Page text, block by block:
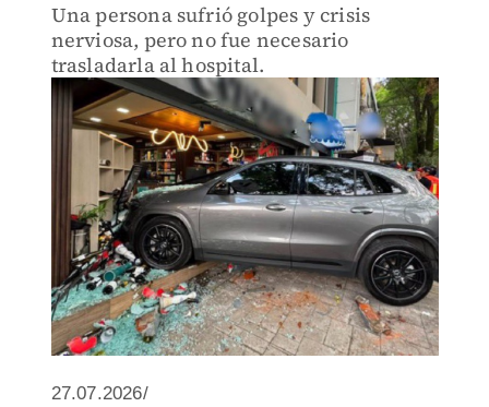
Una persona sufrió golpes y crisis
nerviosa, pero no fue necesario
trasladarla al hospital.
27.07.2026/